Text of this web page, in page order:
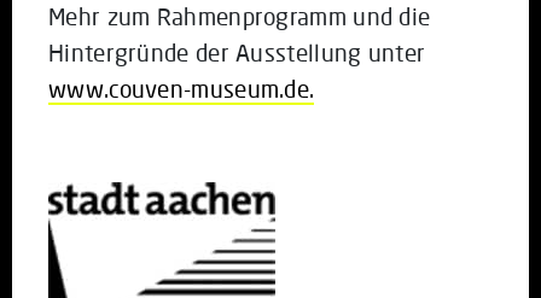
Mehr zum Rahmenprogramm und die
Hintergründe der Ausstellung unter
www.couven-museum.de.